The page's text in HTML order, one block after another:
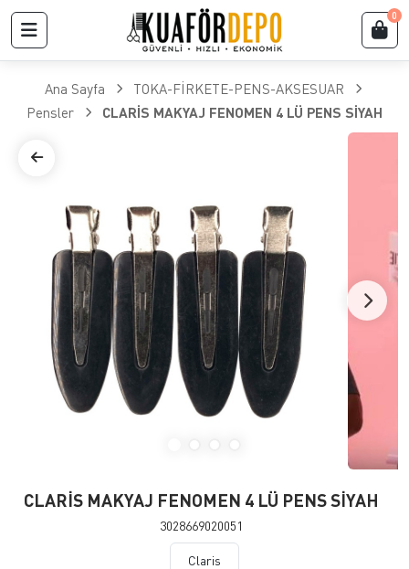
0
Ana Sayfa
TOKA-FİRKETE-PENS-AKSESUAR
Pensler
CLARİS MAKYAJ FENOMEN 4 LÜ PENS SİYAH
CLARİS MAKYAJ FENOMEN 4 LÜ PENS SİYAH
3028669020051
Claris